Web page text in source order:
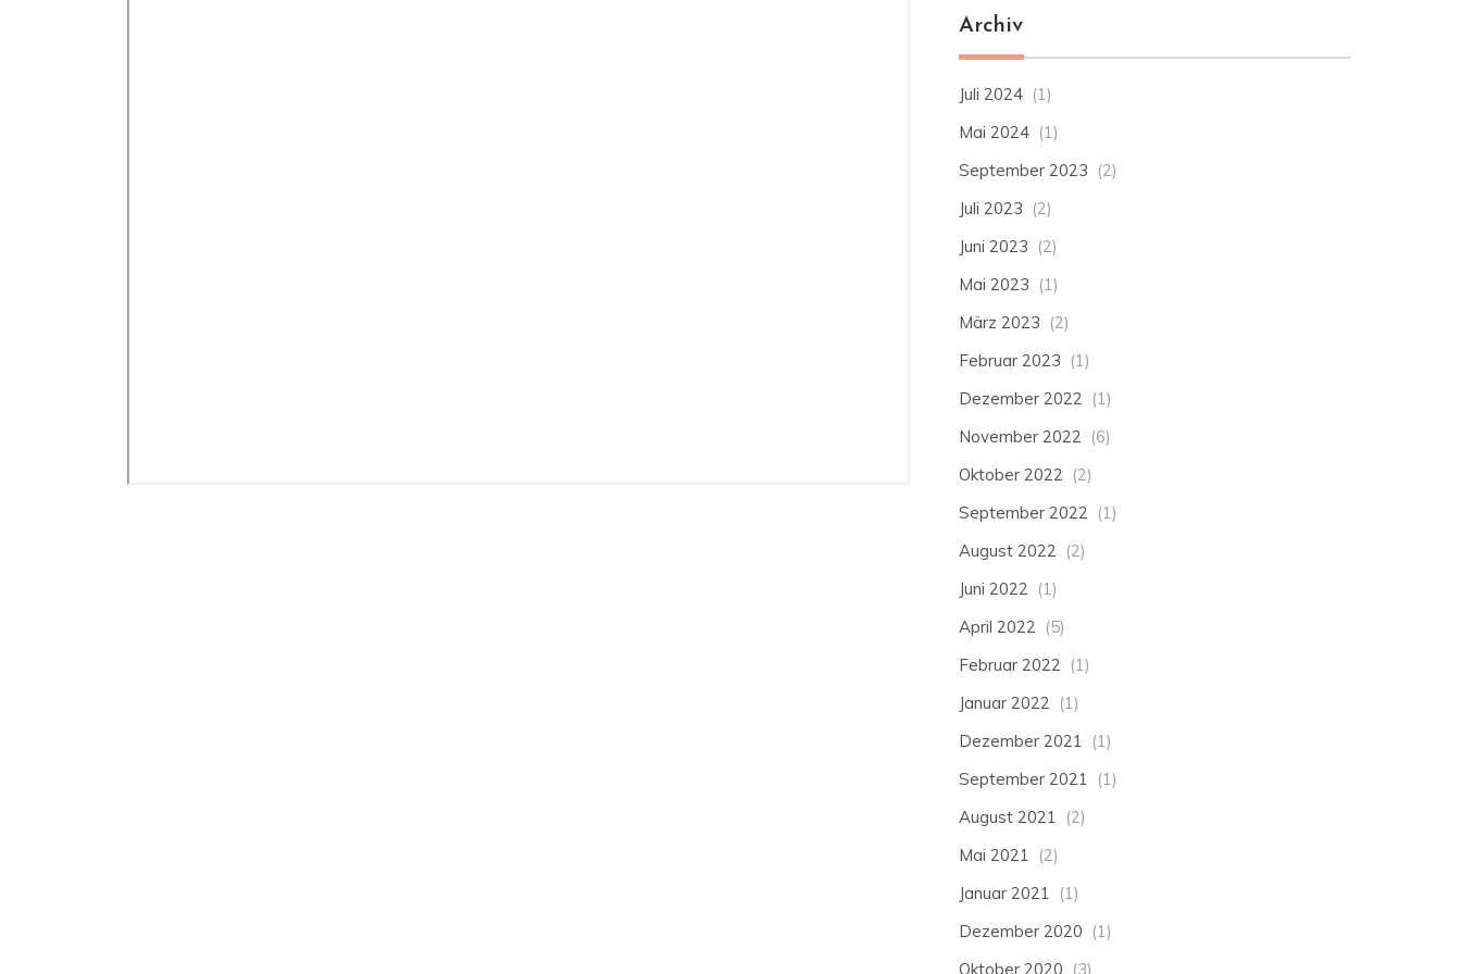
Archiv
Juli 2024 (1)
Mai 2024 (1)
September 2023 (2)
Juli 2023 (2)
Juni 2023 (2)
Mai 2023 (1)
März 2023 (2)
Februar 2023 (1)
Dezember 2022 (1)
November 2022 (6)
Oktober 2022 (2)
September 2022 (1)
August 2022 (2)
Juni 2022 (1)
April 2022 (5)
Februar 2022 (1)
Januar 2022 (1)
Dezember 2021 (1)
September 2021 (1)
August 2021 (2)
Mai 2021 (2)
Januar 2021 (1)
Dezember 2020 (1)
Oktober 2020 (3)